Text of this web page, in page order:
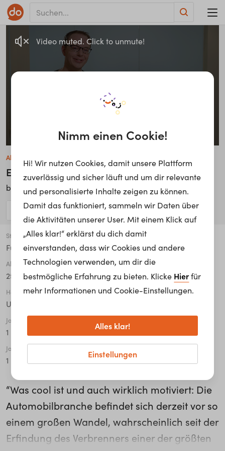
Video muted. Click to unmute!
Alexander Süssemilch
Entwicklungsingenieur
bei EDAG Group
Stadt
Fulda
Alter
25 - 34
Höchste abgeschlossene Ausbildung
Universität / Fachhochschule
Jahre in der Organisation
1 - 5
Jahre in der aktuellen Tätigkeit
1 - 5
“Was cool ist und auch wirklich motiviert: Die
Automobilbranche befindet sich derzeit vor so
einem großen Wandel, wahrscheinlich seit der
Erfindung des Verbrenners einer der größten
Nimm einen Cookie!
Hi! Wir nutzen Cookies, damit unsere Plattform
zuverlässig und sicher läuft und um dir relevante
und personalisierte Inhalte zeigen zu können.
Damit das funktioniert, sammeln wir Daten über
die Aktivitäten unserer User. Mit einem Klick auf
„Alles klar!“ erklärst du dich damit
einverstanden, dass wir Cookies und andere
Technologien verwenden, um dir die
bestmögliche Erfahrung zu bieten. Klicke Hierfür
mehr Informationen und Cookie-Einstellungen.
Einstellungen
Alles klar!